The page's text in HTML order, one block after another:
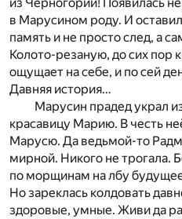
из Черногории! Появилась
в Марусином роду. И
память и не просто след, а
Колото-резаную, до сих пор
ощущает на себе, и по сей
Давняя история…
Марусин прадед украл
красавицу Марию. В честь
Марусю. Да ведьмой-то
мирной. Никого не трогала.
по морщинам на лбу
Но зареклась колдовать
здоровые, умные. Живи да